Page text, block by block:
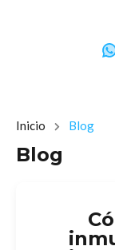
Inicio Blog
Blog